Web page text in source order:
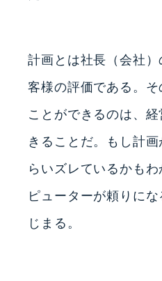
計画とは社長（会社
客様の評価である。
ことができるのは、
きることだ。もし計
らいズレているかも
ピューターが頼りに
じまる。